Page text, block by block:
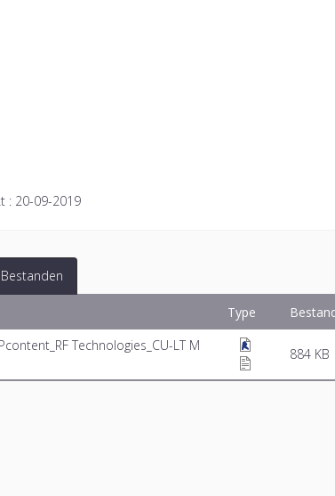
: 20-09-2019
Bestanden
Type
Technologies_CU-LT M
884 KB